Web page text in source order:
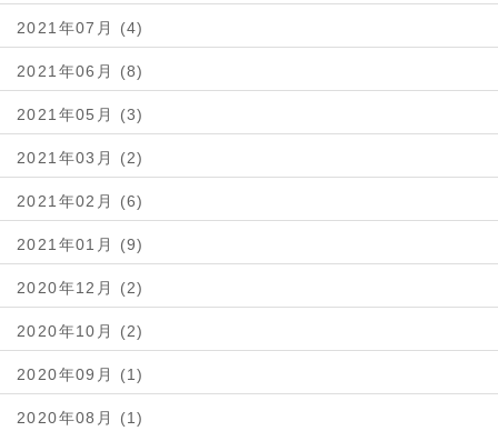
2021年07月 (4)
2021年06月 (8)
2021年05月 (3)
2021年03月 (2)
2021年02月 (6)
2021年01月 (9)
2020年12月 (2)
2020年10月 (2)
2020年09月 (1)
2020年08月 (1)